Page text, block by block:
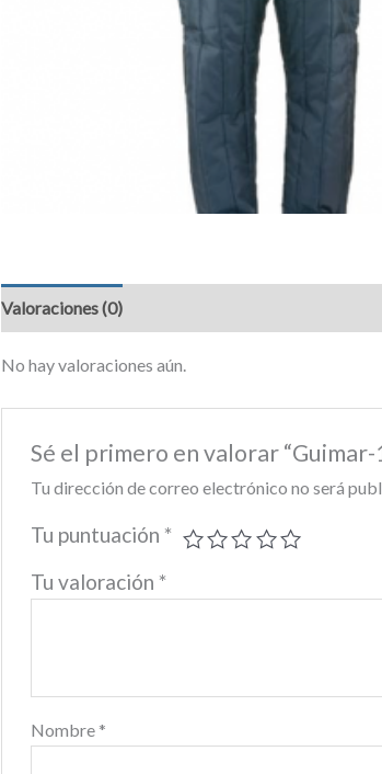
Valoraciones (0)
No hay valoraciones aún.
Sé el primero en valorar
Tu dirección de correo electrónico no será
Tu puntuación *
Tu valoración *
Nombre *